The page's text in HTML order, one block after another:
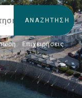
, Επιχειρήσεις